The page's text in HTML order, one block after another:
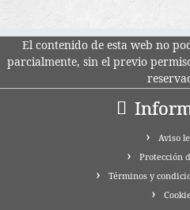
El contenido de esta web no
parcialmente, sin el previo
Aviso
Protección
Términos y